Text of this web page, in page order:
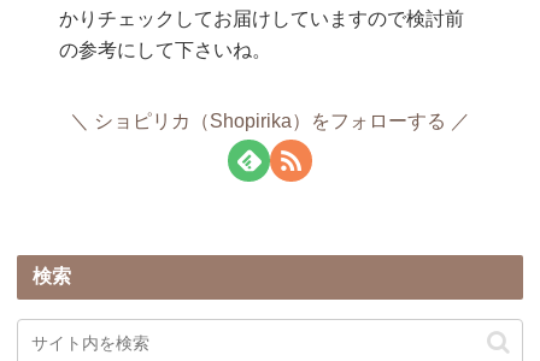
かりチェックしてお届けしていますので検討前
の参考にして下さいね。
ショピリカ（Shopirika）をフォローする
検索